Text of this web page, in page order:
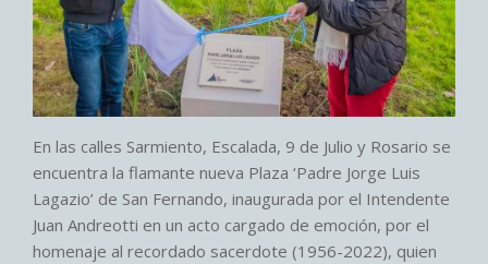
En las calles Sarmiento, Escalada, 9 de Julio y Rosario se
encuentra la flamante nueva Plaza ‘Padre Jorge Luis
Lagazio’ de San Fernando, inaugurada por el Intendente
Juan Andreotti en un acto cargado de emoción, por el
homenaje al recordado sacerdote (1956-2022), quien